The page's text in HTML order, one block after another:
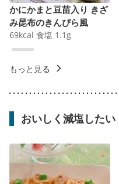
かにかまと豆苗入り きざ
み昆布のきんぴら風
69kcal 食塩 1.1 g
もっと見る
おいしく減塩したい